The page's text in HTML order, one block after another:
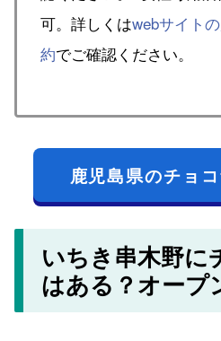
可。詳しくはwebサイト
約でご確認ください。
鹿児島県のチョ
いちき串木野に
はある？オープ